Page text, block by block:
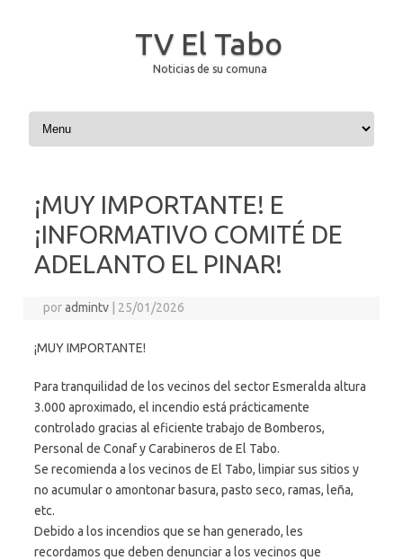
TV El Tabo
Noticias de su comuna
Saltar al contenido
¡MUY IMPORTANTE! E
¡INFORMATIVO COMITÉ DE
ADELANTO EL PINAR!
poradmintv 25/01/2026
¡MUY IMPORTANTE!
Para tranquilidad de los vecinos del sector Esmeralda altura
3.000 aproximado, el incendio está prácticamente
controlado gracias al eficiente trabajo de Bomberos,
Personal de Conaf y Carabineros de El Tabo.
Se recomienda a los vecinos de El Tabo, limpiar sus sitios y
no acumular o amontonar basura, pasto seco, ramas, leña,
etc.
Debido a los incendios que se han generado, les
recordamos que deben denunciar a los vecinos que